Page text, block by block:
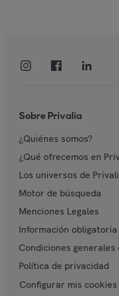
Sobre Privalia
¿Quiénes somos?
¿Qué ofrecemos en
Los universos de
Motor de búsqueda
Menciones Legales
Información obligatoria
Condiciones
Política de privacidad
Configurar mis cookies